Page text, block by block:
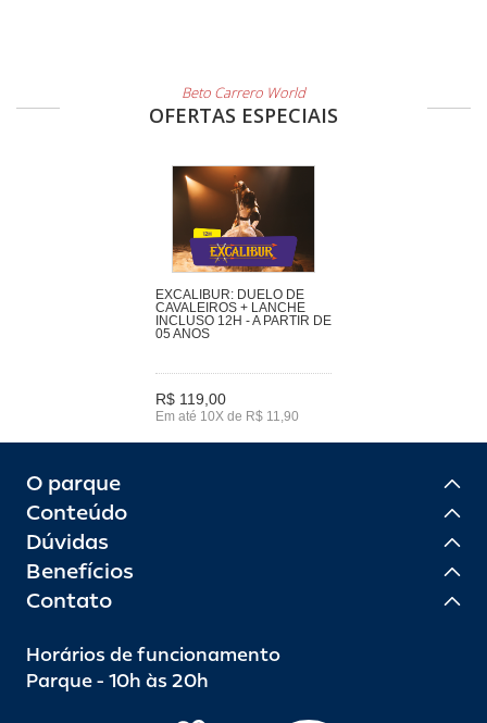
Beto Carrero World
OFERTAS ESPECIAIS
EXCALIBUR: DUELO DE
CAVALEIROS + LANCHE
INCLUSO 12H - A PARTIR DE
05 ANOS
R$ 119,00
Em até 10X de R$ 11,90
O parque
Conteúdo
Dúvidas
Benefícios
Contato
Horários de funcionamento
Parque - 10h às 20h